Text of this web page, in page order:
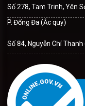
Số 278, Tam Trinh, Yên
P. Đống Đa (Ắc quy)
Số 84, Nguyễn Chí